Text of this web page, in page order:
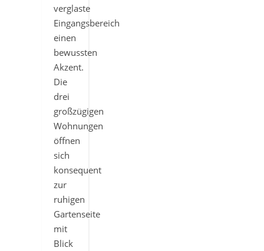
verglaste
Eingangsbereich
einen
bewussten
Akzent.
Die
drei
großzügigen
Wohnungen
öffnen
sich
konsequent
zur
ruhigen
Gartenseite
mit
Blick